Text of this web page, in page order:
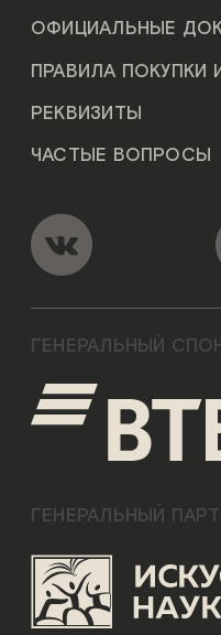
ГЕНЕРАЛЬНЫЙ
ГЕНЕРАЛЬНЫЙ
ОФИЦИАЛЬНЫЕ
ПРАВИЛА ПОКУПКИ
РЕКВИЗИТЫ
ЧАСТЫЕ ВОПРОСЫ